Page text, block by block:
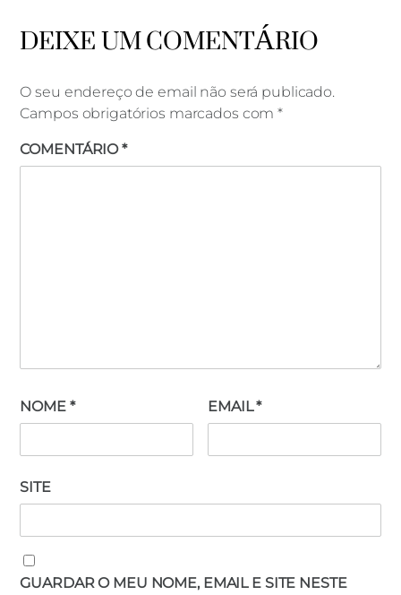
DEIXE UM COMENTÁRIO
O seu endereço de email não será publicado.
Campos obrigatórios marcados com*
COMENTÁRIO*
NOME * EMAIL*
SITE
GUARDAR O MEU NOME, EMAIL E SITE NESTE